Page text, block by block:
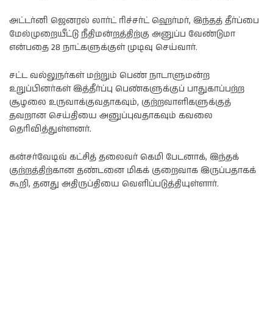
அட்டர்னி ஜெனரல் லார்ட் ரிச்சர்ட் ஹெர்மர், இந்தத் தீர்ப்பை
மேல்முறையீட்டு நீதிமன்றத்திற்கு அனுப்ப வேண்டுமா
என்பதை 28 நாட்களுக்குள் முடிவு செய்வார்.
சட்ட வல்லுநர்கள் மற்றும் பெண் நாடாளுமன்ற
உறுப்பினர்கள் இத்தீர்ப்பு பெண்களுக்குப் பாதுகாப்பற்ற
சூழலை உருவாக்குவதாகவும், குற்றவாளிகளுக்குத்
தவறான செய்தியை அனுப்புவதாகவும் கவலை
தெரிவித்துள்ளனர்.
கன்சர்வேடிவ் கட்சித் தலைவர் கெமி பேடனாக், இந்தக்
குற்றத்திற்கான தண்டனை மிகக் குறைவாக இருப்பதாகக்
கூறி, தனது அதிருப்தியை வெளிப்படுத்தியுள்ளார்.